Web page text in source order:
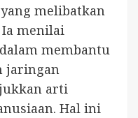
melibatkan
menilai
membantu
jaringan
arti
Hal ini